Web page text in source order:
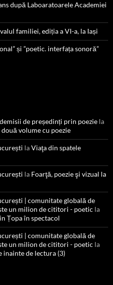
după Laboaratoarele Academiei
familiei, ediția a VI-a, la Iași
și ”poetic. interfața sonoră”
de președinți prin poezie la
volume cu poezie
laViaţa din spatele
la Foarţă, poezie şi vizual la
| comunitate globală de
un milion de cititori - poetic la
Țopa în spectacol
| comunitate globală de
un milion de cititori - poetic la
inainte de lectura (3)